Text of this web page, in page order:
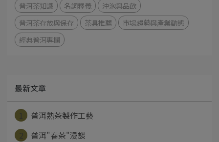
普洱茶知識 名詞釋義
沖泡與品飲
普洱茶存放與保存
茶具推薦
市場趨勢與產業動態
經典普洱專欄
最新文章
普洱熟茶製作工藝
普洱"春茶"漫談